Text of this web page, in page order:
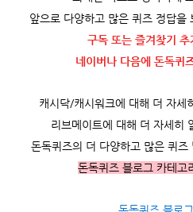
앞으로 다양하고 많은 퀴즈 정답을
구독 또는 즐겨찾기 추
네이버나 다음에 돈독퀴
캐시닥/캐시워크에 대해 더 자세
리브메이트에 대해 더 자세히
돈독퀴즈의 더 다양하고 많은 퀴즈
돈독퀴즈 블로그 카테고